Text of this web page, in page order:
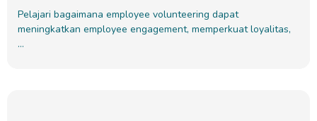
Pelajari bagaimana employee volunteering dapat
meningkatkan employee engagement, memperkuat loyalitas,
…